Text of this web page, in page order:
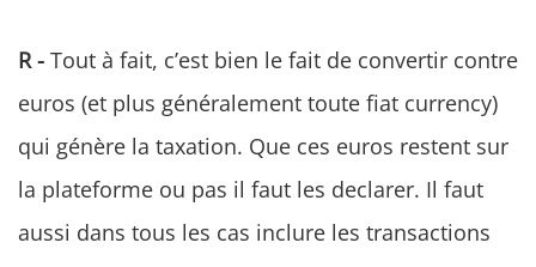
R - Tout à fait, c’est bien le fait de convertir contre
euros (et plus généralement toute fiat currency)
qui génère la taxation. Que ces euros restent sur
la plateforme ou pas il faut les declarer. Il faut
aussi dans tous les cas inclure les transactions